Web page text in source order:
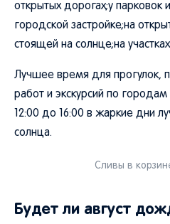
открытых дорогах;у парковок
городской застройке;на
стоящей на солнце;на
Лучшее время для прогулок,
работ и экскурсий по
12:00 до 16:00 в жаркие дни
солнца.
Сливы в
Будет ли август